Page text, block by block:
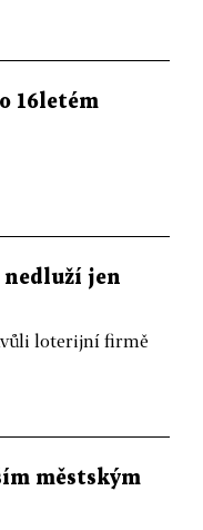
16letém
jen
loterijní firmě
městským